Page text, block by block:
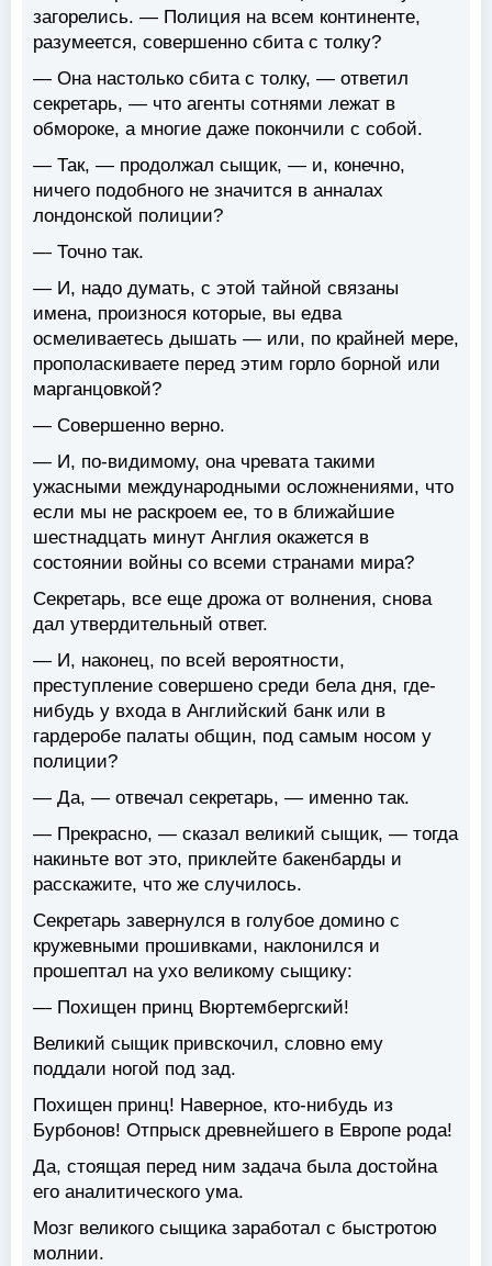
загорелись. — Полиция на всем континенте,
разумеется, совершенно сбита с толку?
— Она настолько сбита с толку, — ответил
секретарь, — что агенты сотнями лежат в
обмороке, а многие даже покончили с собой.
— Так, — продолжал сыщик, — и, конечно,
ничего подобного не значится в анналах
лондонской полиции?
— Точно так.
— И, надо думать, с этой тайной связаны
имена, произнося которые, вы едва
осмеливаетесь дышать — или, по крайней мере,
прополаскиваете перед этим горло борной или
марганцовкой?
— Совершенно верно.
— И, по-видимому, она чревата такими
ужасными международными осложнениями, что
если мы не раскроем ее, то в ближайшие
шестнадцать минут Англия окажется в
состоянии войны со всеми странами мира?
Секретарь, все еще дрожа от волнения, снова
дал утвердительный ответ.
— И, наконец, по всей вероятности,
преступление совершено среди бела дня, где-
нибудь у входа в Английский банк или в
гардеробе палаты общин, под самым носом у
полиции?
— Да, — отвечал секретарь, — именно так.
— Прекрасно, — сказал великий сыщик, — тогда
накиньте вот это, приклейте бакенбарды и
расскажите, что же случилось.
Секретарь завернулся в голубое домино с
кружевными прошивками, наклонился и
прошептал на ухо великому сыщику:
— Похищен принц Вюртембергский!
Великий сыщик привскочил, словно ему
поддали ногой под зад.
Похищен принц! Наверное, кто-нибудь из
Бурбонов! Отпрыск древнейшего в Европе рода!
Да, стоящая перед ним задача была достойна
его аналитического ума.
Мозг великого сыщика заработал с быстротою
молнии.